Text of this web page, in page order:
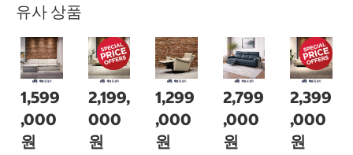
유사 상품
1,599
,000
원
2,199,
000
원
1,299
,000
원
2,799
,000
원
2,399
,000
원